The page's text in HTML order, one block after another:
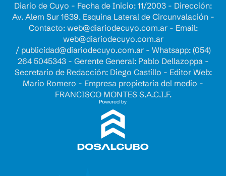
Diario de Cuyo - Fecha de Inicio: 11/2003 - Dirección:
Av. Alem Sur 1639. Esquina Lateral de Circunvalación -
Contacto: web@diariodecuyo.com.ar- Email:
web@diariodecuyo.com.ar
/ publicidad@diariodecuyo.com.ar- Whatsapp: (054)
264 5045343 - Gerente General: Pablo Dellazoppa -
Secretario de Redacción: Diego Castillo - Editor Web:
Mario Romero - Empresa propietaria del medio -
FRANCISCO MONTES S.A.C.I.F.